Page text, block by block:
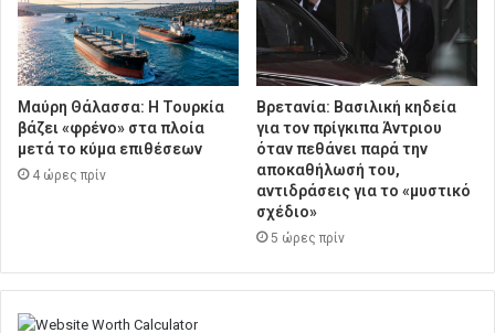
Μαύρη Θάλασσα: Η Τουρκία
βάζει «φρένο» στα πλοία
μετά το κύμα επιθέσεων
4 ώρες πρίν
Βρετανία: Βασιλική κηδεία
για τον πρίγκιπα Άντριου
όταν πεθάνει παρά την
αποκαθήλωσή του,
αντιδράσεις για το «μυστικό
σχέδιο»
5 ώρες πρίν